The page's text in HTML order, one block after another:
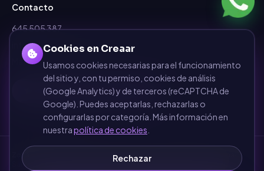
Contacto
645 505 387
info@dependalium.com
Mataró(Barcelona)
Déjanos tu reseña en Google
Zonas de cobertura Barcelona·Terrassa·Sabadell
Sant Cugat del Vallès
Manresa·Granollers
Cookies en Creaar
Usamos cookies necesarias para el funcionamiento
del sitio y, con tu permiso, cookies de análisis
(Google Analytics) y de terceros (reCAPTCHA de
Google). Puedes aceptarlas, rechazarlas o
configurarlas por categoría. Más información en
nuestrapolítica de cookies
Rechazar